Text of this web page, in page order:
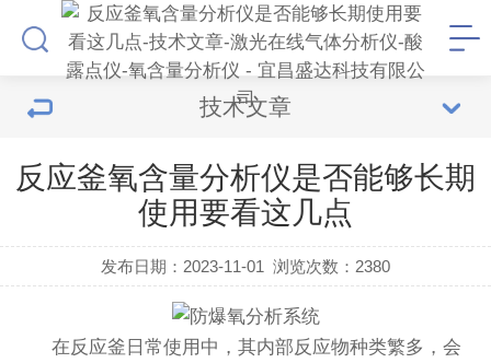
技术文章
反应釜氧含量分析仪是否能够长期
使用要看这几点
发布日期：2023-11-01 浏览次数： 2380
在反应釜日常使用中，其内部反应物种类繁多，会